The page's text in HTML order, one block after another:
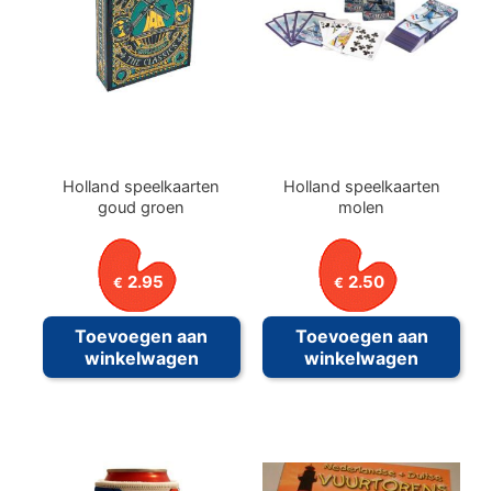
Holland speelkaarten
goud groen
€ 2.95
Toevoegen aan
winkelwagen
Holland speelkaarten
molen
€ 2.50
Toevoegen aan
winkelwagen